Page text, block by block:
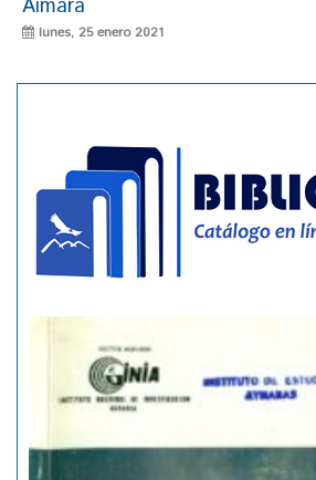
Aimara
lunes, 25 enero 2021